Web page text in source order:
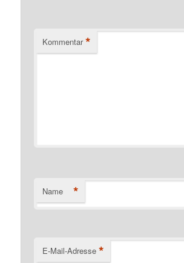
Kommentar *
Name *
E-Mail-Adresse *